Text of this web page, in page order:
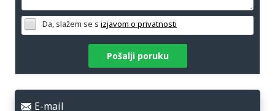
Da, slažem se s izjavom o privatnosti
Pošalji poruku
E-mail